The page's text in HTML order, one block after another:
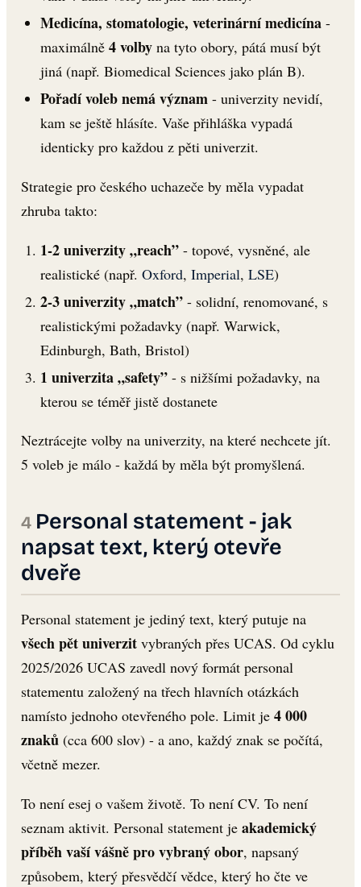
Medicína, stomatologie, veterinární medicína-
maximálně 4 volbyna tyto obory, pátá musí být
jiná (např. Biomedical Sciences jako plán B).
Pořadí voleb nemá význam- univerzity nevidí,
kam se ještě hlásíte. Vaše přihláška vypadá
identicky pro každou z pěti univerzit.
Strategie pro českého uchazeče by měla vypadat
zhruba takto:
1-2 univerzity „reach”- topové, vysněné, ale
realistické (např. Oxford, Imperial, LSE)
2-3 univerzity „match”- solidní, renomované, s
realistickými požadavky (např. Warwick,
Edinburgh, Bath, Bristol)
1 univerzita „safety”- s nižšími požadavky, na
kterou se téměř jistě dostanete
Neztrácejte volby na univerzity, na které nechcete jít.
5 voleb je málo - každá by měla být promyšlená.
Personal statement - jak
napsat text, který otevře
dveře
Personal statement je jediný text, který putuje na
všech pět univerzit vybraných přes UCAS. Od cyklu
2025/2026 UCAS zavedl nový formát personal
statementu založený na třech hlavních otázkách
namísto jednoho otevřeného pole. Limit je 4 000
znaků (cca 600 slov) - a ano, každý znak se počítá,
včetně mezer.
To není esej o vašem životě. To není CV. To není
seznam aktivit. Personal statement je akademický
příběh vaší vášně pro vybraný obor, napsaný
způsobem, který přesvědčí vědce, který ho čte ve